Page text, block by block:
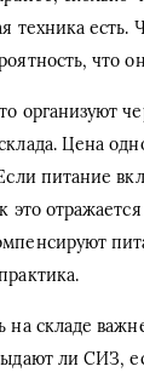
техника
что
организуют
Цена
питание
это
на складе
ли СИЗ,